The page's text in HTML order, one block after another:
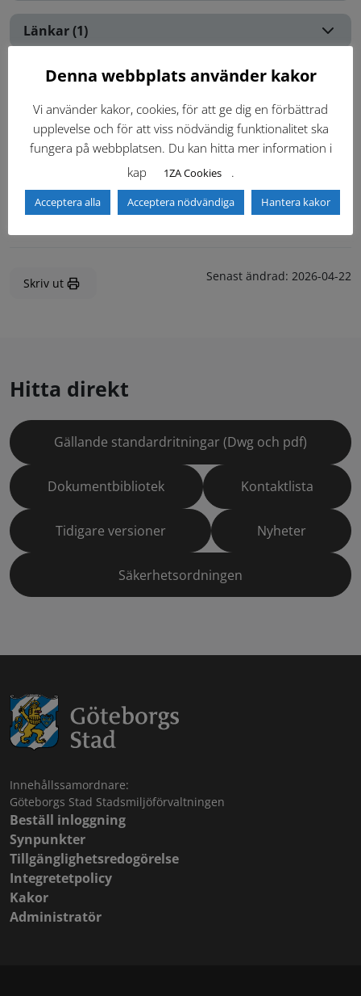
Länkar (1)
Kontakter
Inloggning krävs
Inloggning krävs för att se kontakter i Teknisk Handbok.
Logga in
Skriv ut Senast ändrad: 2026-04-22
Hitta direkt
Gällande standardritningar (Dwg och pdf)
Dokumentbibliotek Kontaktlista
Tidigare versioner Nyheter
Säkerhetsordningen
Innehållssamordnare:
Göteborgs Stad Stadsmiljöförvaltningen
Beställ inloggning
Synpunkter
Tillgänglighetsredogörelse
Integretetpolicy
Kakor
Administratör
Denna webbplats använder kakor
Vi använder kakor, cookies, för att ge dig en förbättrad
upplevelse och för att viss nödvändig funktionalitet ska
fungera på webbplatsen. Du kan hitta mer information i
kap
1ZA Cookies .
Acceptera alla Acceptera nödvändiga Hantera kakor